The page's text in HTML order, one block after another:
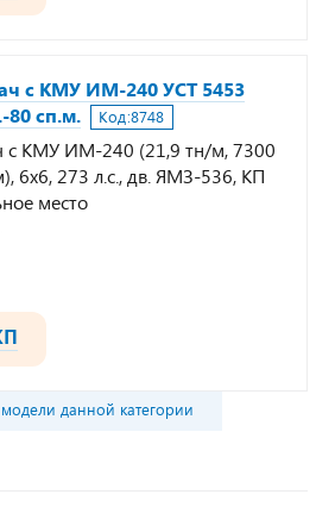
с КМУ ИМ-240 УСТ 5453
80 сп.м.
Код:8748
с КМУ ИМ-240 (21,9 тн/м, 7300
6х6, 273 л.с., дв. ЯМЗ-536, КП
место
данной категории